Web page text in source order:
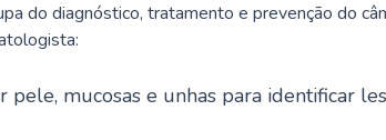
do diagnóstico, tratamento e prevenção do
pele, mucosas e unhas para identificar